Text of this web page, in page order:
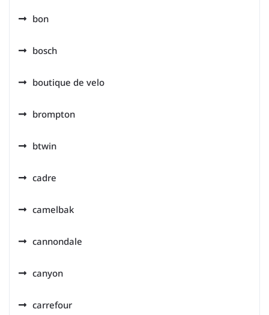
bon
bosch
boutique de velo
brompton
btwin
cadre
camelbak
cannondale
canyon
carrefour